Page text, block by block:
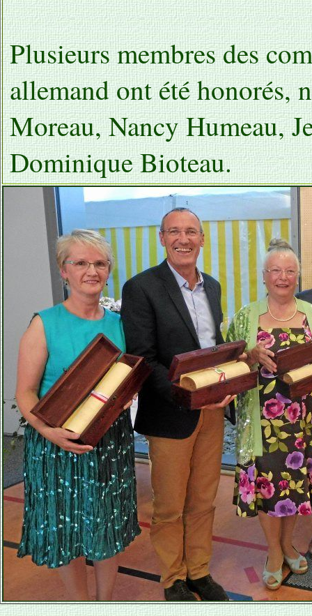
Plusieurs membres des
allemand ont été honorés,
Moreau, Nancy Humeau,
Dominique Bioteau.